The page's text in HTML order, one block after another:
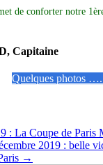
de conforter notre
Capitaine
Quelques photos
: La Coupe de Paris
2019 : belle
→